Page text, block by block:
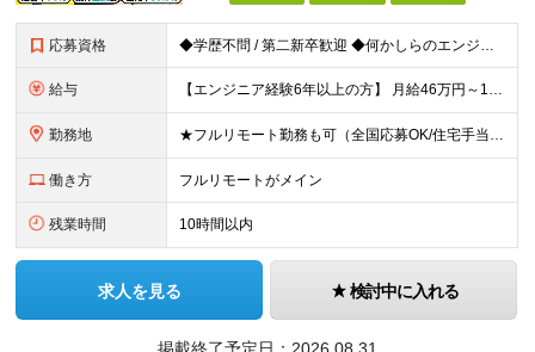
応募資格 ◆学歴不問 / 第二新卒歓迎 ◆何かしらのエンジニア経験をお持ちの方 （言語・期間・フェーズ不問） 経験浅めの方も遠慮なくご応募ください！ ■入社前Q＆A ────── ◎実力に見合った報酬が手に
給与 【エンジニア経験6年以上の方】 月給46万円～100万円（固定残業代含む） ※上記月給には月30時間分の固定残業代（月8万7,400円～月19万円）を含む。超過分は全額支給。 【エンジニア経験4年以
勤務地 ★フルリモート勤務も可（全国応募OK/住宅手当を支給します） ※案件によって常駐が必要になる場合があります。 ※希望がない限り、転勤はありません ※U・Iターン歓迎 ★ルトラの社員は全国各地で活躍中
働き方 フルリモートがメイン
残業時間 10時間以内
求人を見る 検討中に入れる